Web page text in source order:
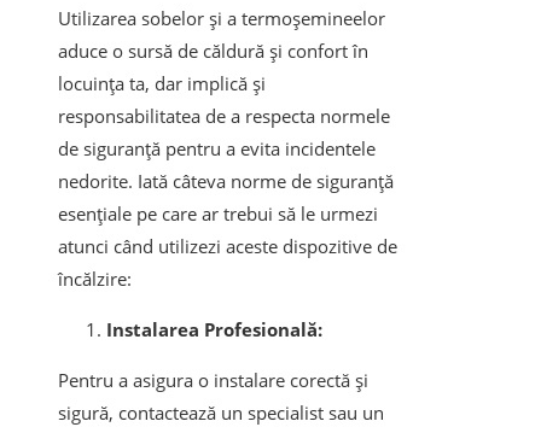
Utilizarea sobelor și a termoșemineelor
aduce o sursă de căldură și confort în
locuința ta, dar implică și
responsabilitatea de a respecta normele
de siguranță pentru a evita incidentele
nedorite. Iată câteva norme de siguranță
esențiale pe care ar trebui să le urmezi
atunci când utilizezi aceste dispozitive de
încălzire:
Instalarea Profesională:
Pentru a asigura o instalare corectă și
sigură, contactează un specialist sau un